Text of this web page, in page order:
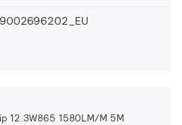
12.3W865 1580LM/M 5M